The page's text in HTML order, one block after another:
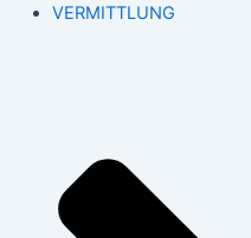
VERMITTLUNG